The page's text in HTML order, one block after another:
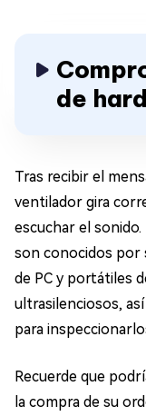
de
Tras recibir el
ventilador gira
escuchar el
son conocidos por
de PC y portátiles
ultrasilenciosos,
para
Recuerde que
la compra de su